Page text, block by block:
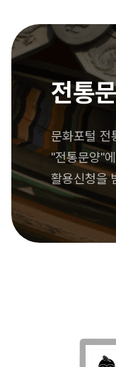
전통
문화포털 전
"전통문양"
활용신청을